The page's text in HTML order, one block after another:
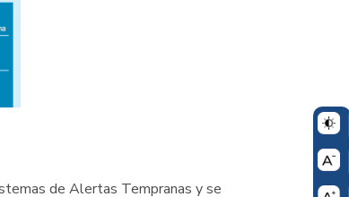
de Alertas Tempranas y se